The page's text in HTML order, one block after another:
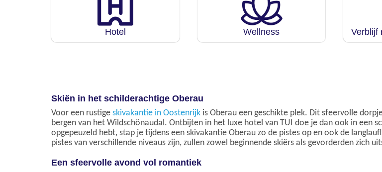
Hotel Wellness Verblijf
Skiën in het schilderachtige Oberau
Voor een rustige skivakantie in Oostenrijk is Oberau een geschikte plek. Dit sfeervolle
bergen van het Wildschönaudal. Ontbijten in het luxe hotel van TUI doe je dan ook in een
opgepeuzeld hebt, stap je tijdens een skivakantie Oberau zo de pistes op en ook de
pistes van verschillende niveaus zijn, zullen zowel beginnende skiërs als gevorderden zich
Een sfeervolle avond vol romantiek